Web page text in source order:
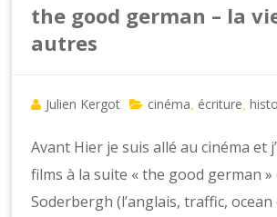
the good german – la
autres
Julien Kergot cinéma écriture
Avant Hier je suis allé au cinéma et
films à la suite « the good german »
Soderbergh (l’anglais, traffic, ocean